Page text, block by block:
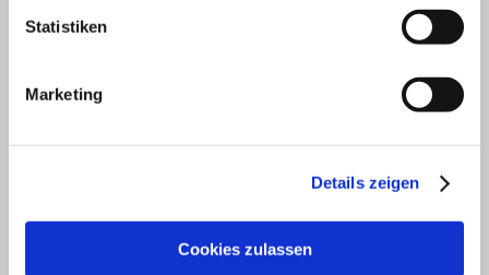
Statistiken
Marketing
Details zeigen
Cookies zulassen
↺